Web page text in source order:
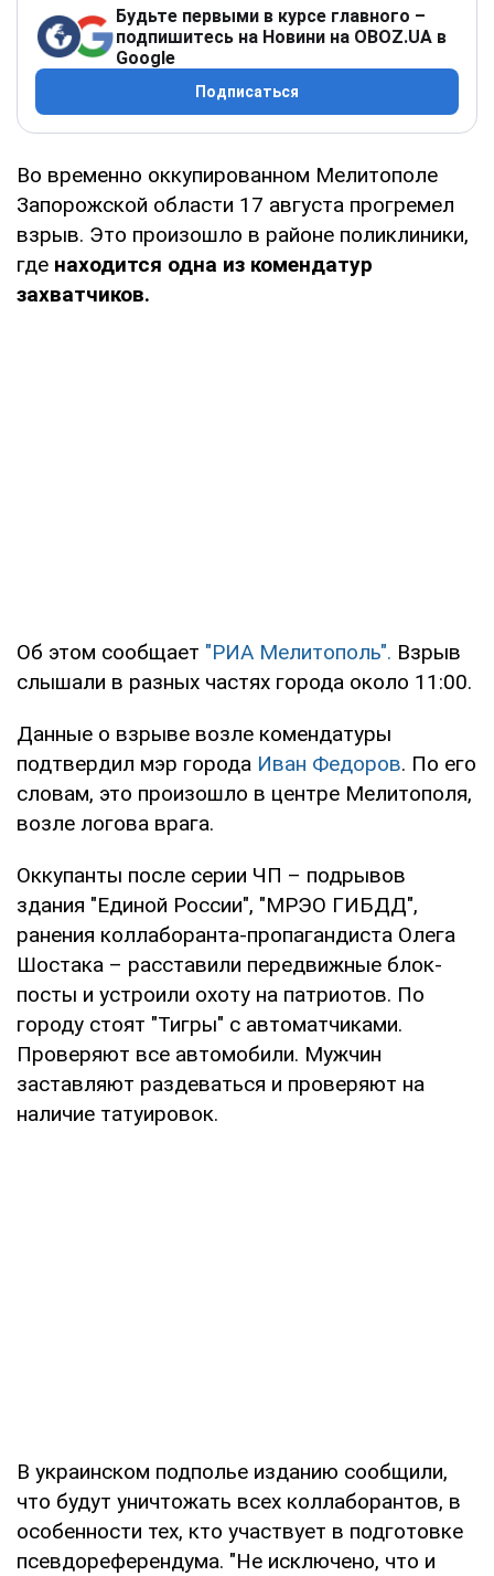
Будьте первыми в курсе главного –
подпишитесь на Новини на OBOZ.UA в
Google
Подписаться
Во временно оккупированном Мелитополе
Запорожской области 17 августа прогремел
взрыв. Это произошло в районе поликлиники,
где находится одна из комендатур
захватчиков.
Об этом сообщает "РИА Мелитополь". Взрыв
слышали в разных частях города около 11:00.
Данные о взрыве возле комендатуры
подтвердил мэр города Иван Федоров. По его
словам, это произошло в центре Мелитополя,
возле логова врага.
Оккупанты после серии ЧП – подрывов
здания "Единой России", "МРЭО ГИБДД",
ранения коллаборанта-пропагандиста Олега
Шостака – расставили передвижные блок-
посты и устроили охоту на патриотов. По
городу стоят "Тигры" с автоматчиками.
Проверяют все автомобили. Мужчин
заставляют раздеваться и проверяют на
наличие татуировок.
В украинском подполье изданию сообщили,
что будут уничтожать всех коллаборантов, в
особенности тех, кто участвует в подготовке
псевдореферендума. "Не исключено, что и